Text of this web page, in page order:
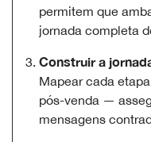
permitem que
jornada completa
Construir a
Mapear cada
pós-venda —
mensagens